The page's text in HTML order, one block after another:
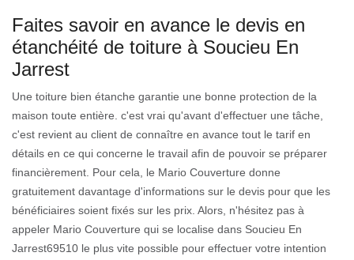
Faites savoir en avance le devis en
étanchéité de toiture à Soucieu En
Jarrest
Une toiture bien étanche garantie une bonne protection de la
maison toute entière. c'est vrai qu'avant d'effectuer une tâche,
c'est revient au client de connaître en avance tout le tarif en
détails en ce qui concerne le travail afin de pouvoir se préparer
financièrement. Pour cela, le Mario Couverture donne
gratuitement davantage d'informations sur le devis pour que les
bénéficiaires soient fixés sur les prix. Alors, n'hésitez pas à
appeler Mario Couverture qui se localise dans Soucieu En
Jarrest69510 le plus vite possible pour effectuer votre intention